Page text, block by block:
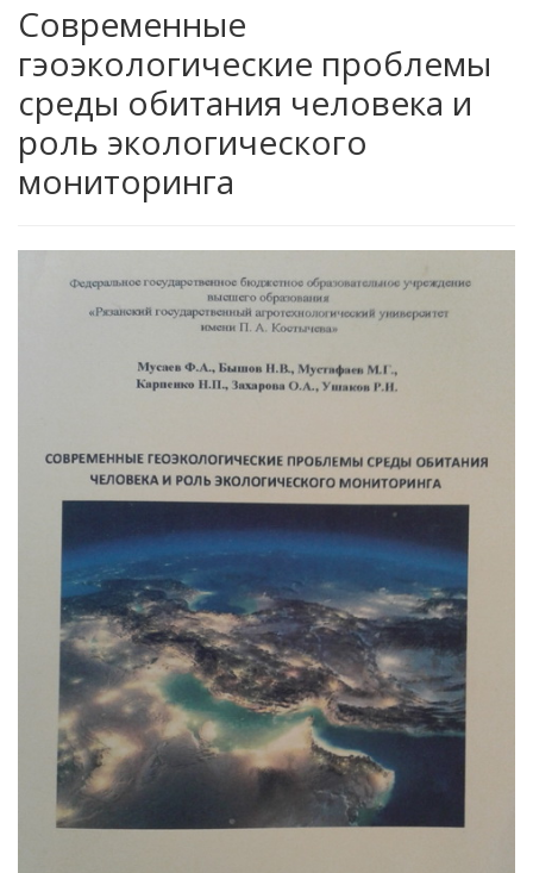
Современные
гэоэкологические проблемы
среды обитания человека и
роль экологического
мониторинга